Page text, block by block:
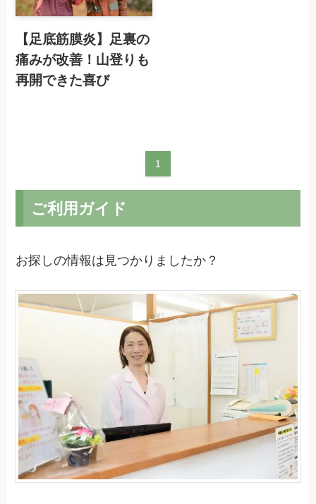
【足底筋膜炎】足裏の
痛みが改善！山登りも
再開できた喜び
1
ご利用ガイド
お探しの情報は見つかりましたか？